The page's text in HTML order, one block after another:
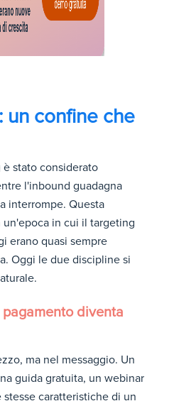
un confine che
stato considerato
l'inbound guadagna
interrompe. Questa
in cui il targeting
erano quasi sempre
Oggi le due discipline si
diventa
ma nel messaggio. Un
guida gratuita, un webinar
caratteristiche di un